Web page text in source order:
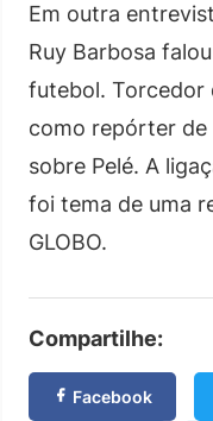
Em outra
Ruy Barbosa
futebol. Torcedor
como repórter de
sobre Pelé. A
foi tema de uma
GLOBO.
Compartilhe:
Facebook